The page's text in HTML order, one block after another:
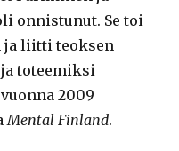
onnistunut. Se toi
ja liitti teoksen
toteemiksi
vuonna 2009
Mental Finland.